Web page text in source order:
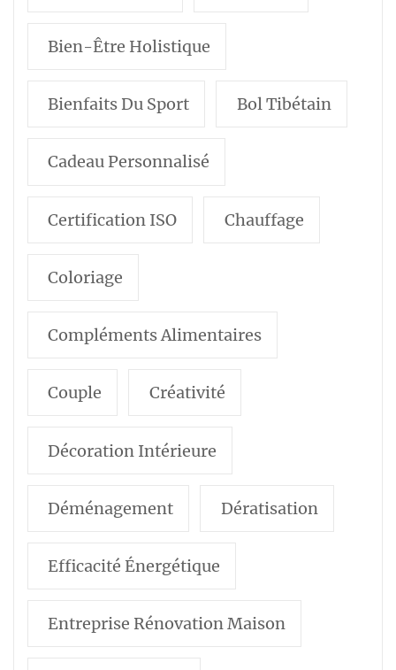
Bien-Être Holistique
Bienfaits Du Sport Bol Tibétain
Cadeau Personnalisé
Certification ISO Chauffage
Coloriage
Compléments Alimentaires
Couple Créativité
Décoration Intérieure
Déménagement Dératisation
Efficacité Énergétique
Entreprise Rénovation Maison